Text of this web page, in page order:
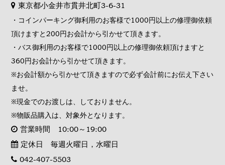
東京都小金井市貫井北町3-6-31
・コインパーキング御利用のお客様で1000円以上の修理御依頼
頂けますと200円お会計から引かせて頂きます。
・バス御利用のお客様で1000円以上の修理御依頼頂けますと
360円お会計から引かせて頂きます。
※お会計額から引かせて頂きますので必ず会計前にお伝え下さい
ませ。
※現金でのお渡しは、しておりません。
※物販品購入は、対象外となります。
営業時間 10:00～19:00
定休日 毎週火曜日，水曜日
042-407-5503